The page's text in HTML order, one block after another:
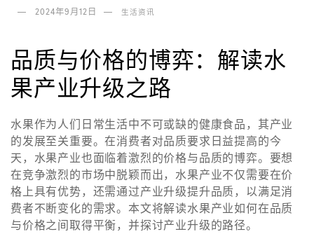
2024年9月12日 生活资讯
品质与价格的博弈：解读水
果产业升级之路
水果作为人们日常生活中不可或缺的健康食品，其产业
的发展至关重要。在消费者对品质要求日益提高的今
天，水果产业也面临着激烈的价格与品质的博弈。要想
在竞争激烈的市场中脱颖而出，水果产业不仅需要在价
格上具有优势，还需通过产业升级提升品质，以满足消
费者不断变化的需求。本文将解读水果产业如何在品质
与价格之间取得平衡，并探讨产业升级的路径。